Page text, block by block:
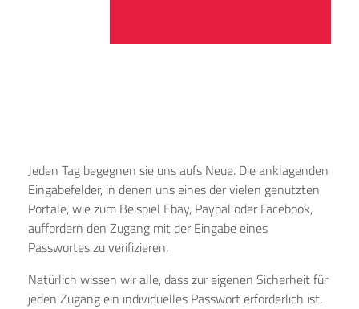
Jeden Tag begegnen sie uns aufs Neue. Die anklagenden
Eingabefelder, in denen uns eines der vielen genutzten
Portale, wie zum Beispiel Ebay, Paypal oder Facebook,
auffordern den Zugang mit der Eingabe eines
Passwortes zu verifizieren.
Natürlich wissen wir alle, dass zur eigenen Sicherheit für
jeden Zugang ein individuelles Passwort erforderlich ist.